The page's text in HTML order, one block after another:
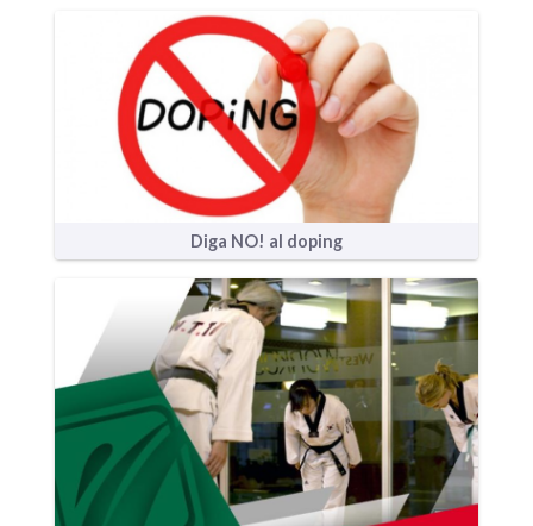
Diga NO! al doping